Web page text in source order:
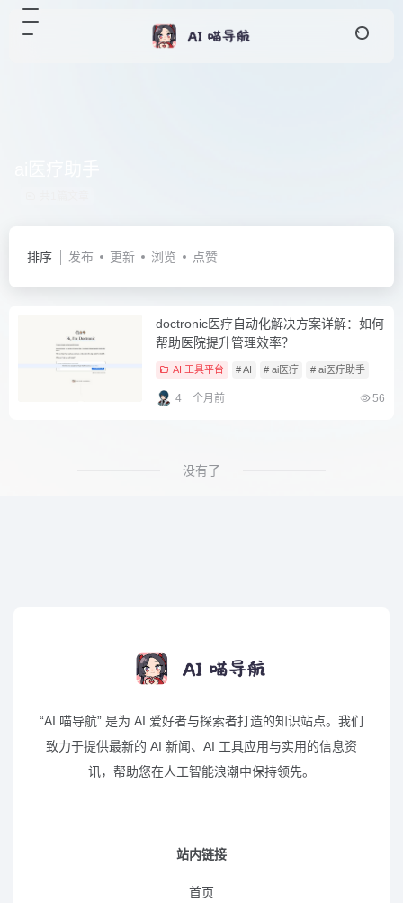
排序 发布 更新 浏览 点赞
doctronic医疗自动化解决方案详解：如何
帮助医院提升管理效率？
AI 工具平台 # AI # ai医疗 # ai医疗助手
4一个月前 56
没有了
“AI 喵导航” 是为 AI 爱好者与探索者打造的知识站点。我们
致力于提供最新的 AI 新闻、AI 工具应用与实用的信息资
讯，帮助您在人工智能浪潮中保持领先。
站内链接
首页